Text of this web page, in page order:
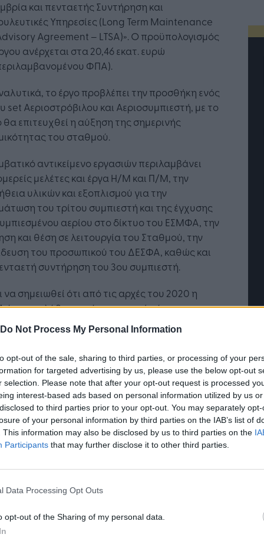
Do Not Process My Personal Information
opt-out of the sale, sharing to third parties, or processing of your
for targeted advertising by us, please use the below opt-out
selection. Please note that after your opt-out request is processed
interest-based ads based on personal information utilized by us
to third parties prior to your opt-out. You may separately
of your personal information by third parties on the IAB’s list of
This information may also be disclosed by us to third parties on the
Participants that may further disclose it to other third parties.
Data Processing Opt Outs
opt-out of the Sharing of my personal data.
και πενταετής Συντήρηση και
Υπηρεσίες (Long Term Maintenance
Agreement – LTSA)». Ο προϋπολογισμός
ανέρχεται στα 20,46 εκατ. ευρώ
ΦΠΑ).
το έργο προβλέπει την προσθήκη ενός
set Αεριοστρόβιλου και Αεριοσυμπιεστή, με τo
θα επιτευχθεί η αύξηση της σημερινής
του σταθμού.
αντικείμενο εργασιών περιλαμβάνει
μελέτες και έργα Η/Μ και Π/Μ, την
υλικών και εξοπλισμού για την
του τρίτου συμπιεστή και της έγχυσης
αερίου στο δίκτυο του ΕΣΜΦΑ, την
και θέση σε λειτουργία του Σταθμού, την
του προσωπικού του ΔΕΣΦΑ, καθώς και
συντήρηση του 3ου συμπιεστή.
να σημειωθεί ότι από τις αρχές του 2020 η
έχει αναλάβει σειρά σημαντικών έργων
υποδομών κι Ανανεώσιμων Πηγών
στα οποία συμπεριλαμβάνονται η
των σταθμών μετατροπής για την
διασύνδεση Κρήτης – Αττικής (σε
με τη SIEMENS) για λογαριασμό της
Interconnection, η κατασκευή του Σταθμού
και Φόρτωσης Βυτιοφόρων ΥΦΑ στον
Σταθμό ΥΦΑ στη Ρεβυθούσα για
του ΔΕΣΦΑ, η κατασκευή φωτοβολταϊκού
και το έργο μίσθωσης φορητών
Ζευγών ισχύος 23 MW για τον
της ΔΕΗ. Με το νέο έργο για
του ΔΕΣΦΑ, ο συνολικός
των ενεργειακών έργων που έχει
Νοημοσύνη: το νέο
σύστημα της
Οι προσλήψεις αλλάζουν: To
Jobfind.gr ως στρατηγικός
«σύμμαχος» για κάθε
επιχείρηση και εργαζόμενο